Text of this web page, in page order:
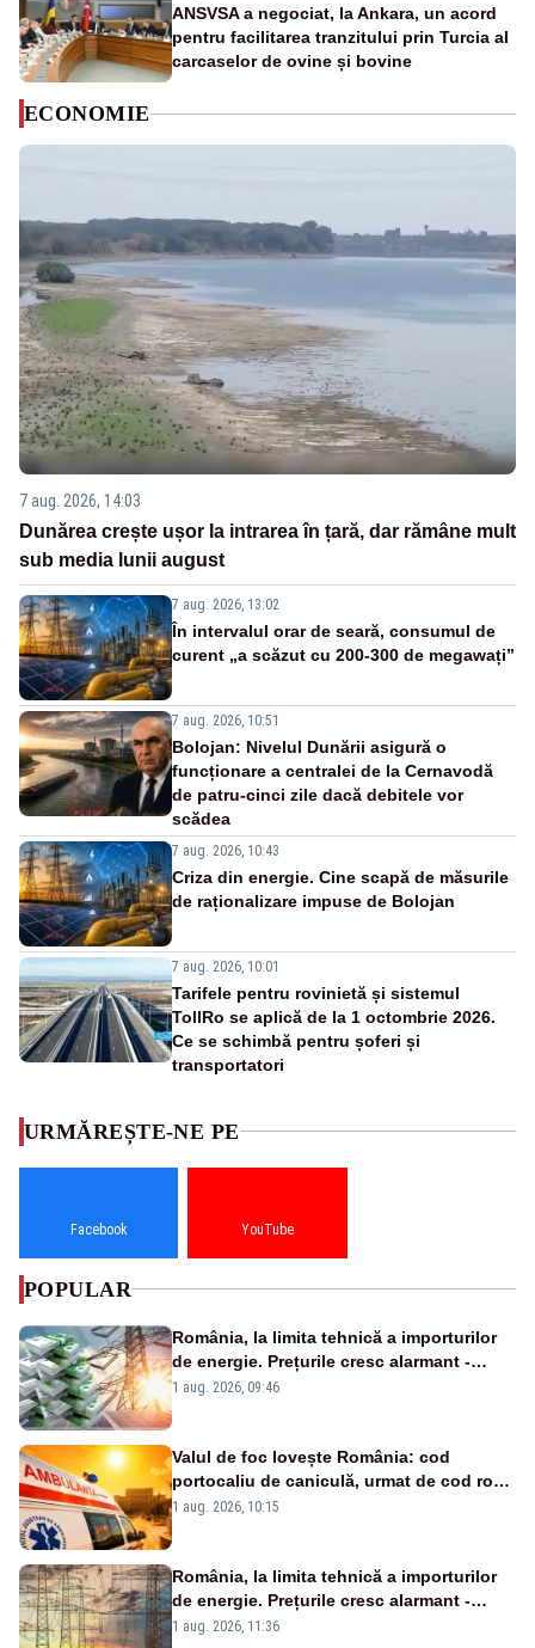
ANSVSA a negociat, la Ankara, un acord
pentru facilitarea tranzitului prin Turcia al
carcaselor de ovine și bovine
ECONOMIE
7 aug. 2026, 14:03
Dunărea crește ușor la intrarea în țară, dar rămâne mult
sub media lunii august
7 aug. 2026, 13:02
În intervalul orar de seară, consumul de
curent „a scăzut cu 200-300 de megawați”
7 aug. 2026, 10:51
Bolojan: Nivelul Dunării asigură o
funcționare a centralei de la Cernavodă
de patru-cinci zile dacă debitele vor
scădea
7 aug. 2026, 10:43
Criza din energie. Cine scapă de măsurile
de raționalizare impuse de Bolojan
7 aug. 2026, 10:01
Tarifele pentru rovinietă și sistemul
TollRo se aplică de la 1 octombrie 2026.
Ce se schimbă pentru șoferi și
transportatori
URMĂREȘTE-NE PE
Facebook YouTube
POPULAR
România, la limita tehnică a importurilor
de energie. Prețurile cresc alarmant -
Analiză Realitatea Plus
1 aug. 2026, 09:46
Valul de foc lovește România: cod
portocaliu de caniculă, urmat de cod roșu
duminică. Temperaturile urcă spre 40°C
1 aug. 2026, 10:15
România, la limita tehnică a importurilor
de energie. Prețurile cresc alarmant -
Analiză Realitatea Plus
1 aug. 2026, 11:36